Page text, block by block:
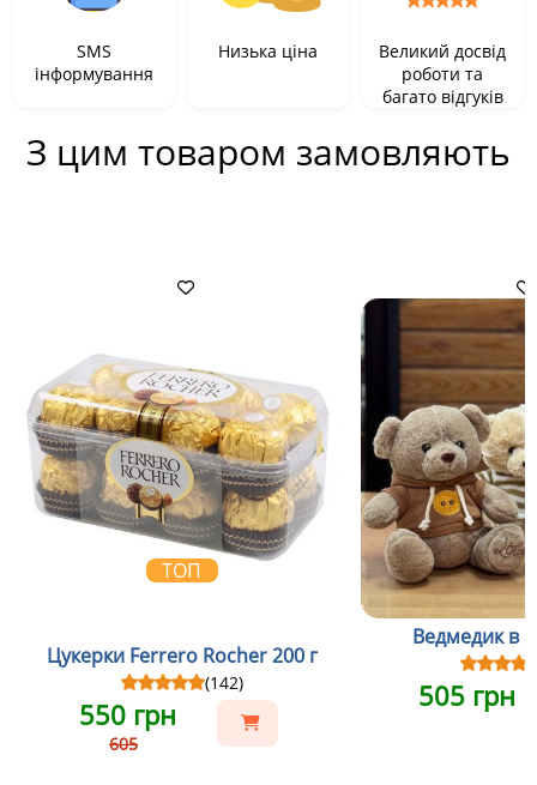
SMS
інформування
Низька ціна
Великий досвід
роботи та
багато відгуків
З цим товаром замовляють
ТОП
Цукерки Ferrero Rocher 200 г
(142)
550 грн
605
Ведмедик в
505 грн